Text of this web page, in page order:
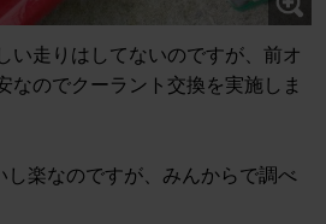
い走りはしてないのですが、前オ
なのでクーラント交換を実施しま
し楽なのですが、みんからで調べ